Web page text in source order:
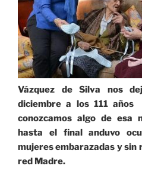
Vázquez de Silva nos
diciembre a los 111
conozcamos algo de esa
hasta el final anduvo
mujeres embarazadas y sin
red Madre.